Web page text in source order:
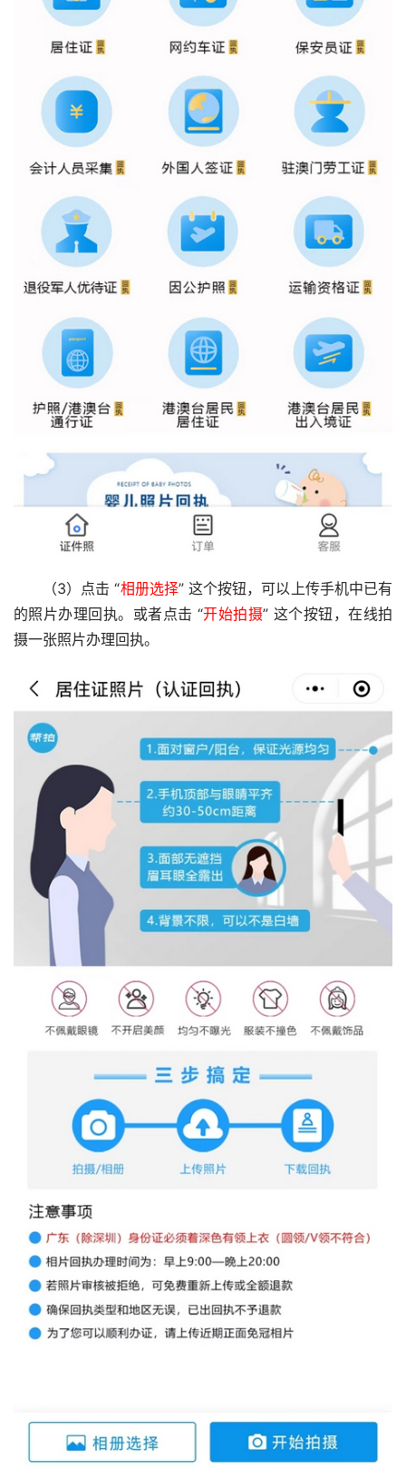
（3）点击 “相册选择” 这个按钮，可以上传手机中已有
的照片办理回执。或者点击 “开始拍摄” 这个按钮，在线拍
摄一张照片办理回执。